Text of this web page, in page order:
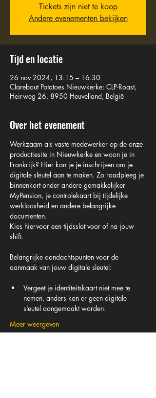
Tickets zijn niet te koop
Andere evenementen bekijken
Tijd en locatie
26 nov 2024, 13:15 – 16:30
Clarebout Potatoes Nieuwkerke: CLP-Roast,
Heirweg 26, 8950 Heuvelland, België
Over het evenement
Werkzaam als vaste medewerker op de onze
productiesite in Nieuwkerke en woon je in
Frankrijk? Hier kan je je inschrijven om je
digitale sleutel aan te maken. Zo raadpleeg je
binnenkort onder andere gemakkelijker
MyPension, je controlekaart bij tijdelijke
werkloosheid en andere belangrijke
documenten.
Kies hiervoor een tijdsslot voor of na jouw
shift.
Belangrijke aandachtspunten voor de
aanmaak van jouw digitale sleutel:
Vergeet je identiteitskaart niet mee te
nemen, anders kan er geen digitale
sleutel aangemaakt worden.
Meer weergeven